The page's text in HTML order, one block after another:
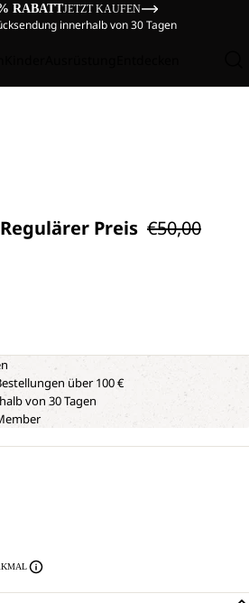
RABATTJETZT KAUFEN
innerhalb von 30 Tagen
Regulärer Preis €50,00
über 100 €
von 30 Tagen